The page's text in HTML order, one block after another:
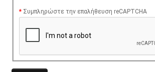
Συμπληρώστε την επαλήθευση reCAPTCHA